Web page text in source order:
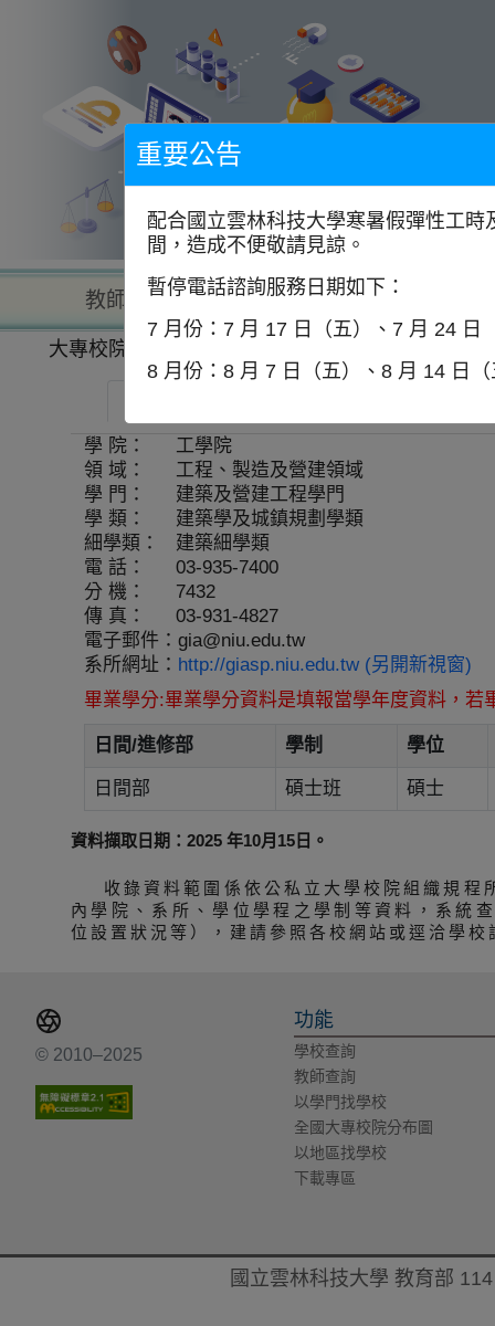
教師查詢 學校查詢
大專校院一覽表
學 院：
工學院
領 域：
工程、製造及營建領域
學 門：
建築及營建工程學門
學 類：
建築學及城鎮規劃學類
細學類：
建築細學類
電 話：
03-935-7400
分 機：
7432
傳 真：
03-931-4827
電子郵件： gia@niu.edu.tw
系所網址： http://giasp.niu.edu.tw (另開新視窗)
畢業學分:畢業學分資料是填報當學年度資料，
日間/進修部 學制 學位
日間部 碩士班 碩士
資料擷取日期：2025 年10月15日。
收錄資料範圍係依公私立大學校院組織規
內學院、系所、學位學程之學制等資料，系統
位設置狀況等），建請參照各校網站或逕洽學校
© 2010–2025
功能
學校查詢
教師查詢
以學門找學校
全國大專校院分布圖
以地區找學校
下載專區
國立雲林科技大學 教育部
重要公告
配合國立雲林科技大學寒暑假彈性工
間，造成不便敬請見諒。
暫停電話諮詢服務日期如下：
7 月份：7 月 17 日（五）、7 月 24 日
8 月份：8 月 7 日（五）、8 月 14 日（